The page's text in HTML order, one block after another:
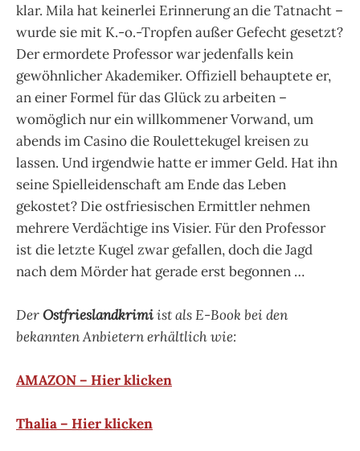
klar. Mila hat keinerlei Erinnerung an die Tatnacht –
wurde sie mit K.-o.-Tropfen außer Gefecht gesetzt?
Der ermordete Professor war jedenfalls kein
gewöhnlicher Akademiker. Offiziell behauptete er,
an einer Formel für das Glück zu arbeiten –
womöglich nur ein willkommener Vorwand, um
abends im Casino die Roulettekugel kreisen zu
lassen. Und irgendwie hatte er immer Geld. Hat ihn
seine Spielleidenschaft am Ende das Leben
gekostet? Die ostfriesischen Ermittler nehmen
mehrere Verdächtige ins Visier. Für den Professor
ist die letzte Kugel zwar gefallen, doch die Jagd
nach dem Mörder hat gerade erst begonnen …
DerOstfrieslandkrimiist als E-Book bei den
bekannten Anbietern erhältlich wie:
AMAZON – Hier klicken
Thalia – Hier klicken